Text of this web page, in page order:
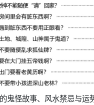
鬼怪故事、风水禁忌与运